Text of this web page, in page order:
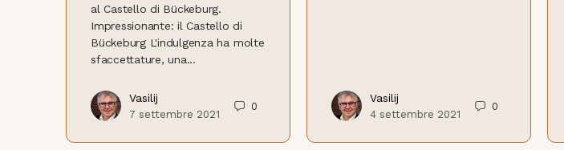
al Castello di Bückeburg.
Impressionante: il Castello di
Bückeburg L'indulgenza ha molte
sfaccettature, una...
Vasilij
7 settembre 2021
0
Vasilij
4 settembre 2021
0